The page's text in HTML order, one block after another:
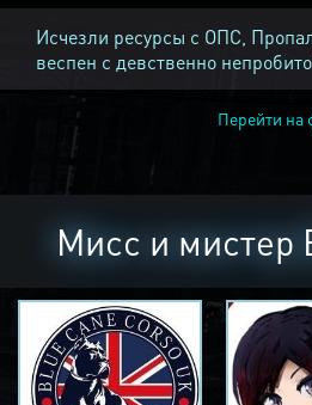
Исчезли ресурсы с ОПС,
веспен с девственно
Перейти на
Мисс и мистер